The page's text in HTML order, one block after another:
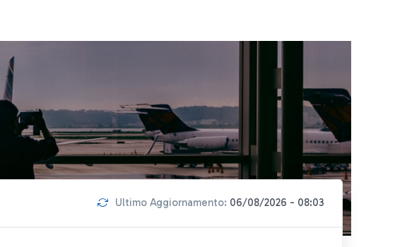
Ultimo Aggiornamento: 06/08/2026 - 08:03